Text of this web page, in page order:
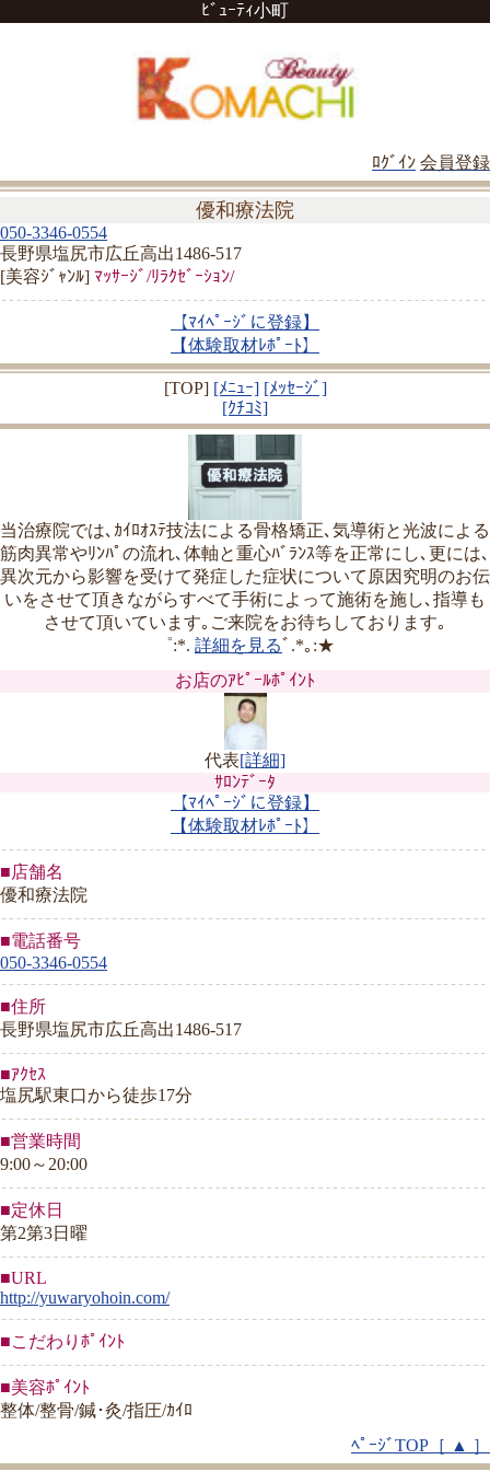
ﾋﾞｭｰﾃｨ小町
ﾛｸﾞｲﾝ 会員登録
優和療法院
050-3346-0554
長野県塩尻市広丘高出1486-517
[美容ｼﾞｬﾝﾙ] ﾏｯｻｰｼﾞ/ﾘﾗｸｾﾞｰｼｮﾝ/
【ﾏｲﾍﾟｰｼﾞに登録】
【体験取材ﾚﾎﾟｰﾄ】
[TOP] [ﾒﾆｭｰ] [ﾒｯｾｰｼﾞ]
[ｸﾁｺﾐ]
当治療院では､ｶｲﾛｵｽﾃ技法による骨格矯正､気導術と光波による
筋肉異常やﾘﾝﾊﾟの流れ､体軸と重心ﾊﾞﾗﾝｽ等を正常にし､更には､
異次元から影響を受けて発症した症状について原因究明のお伝
いをさせて頂きながらすべて手術によって施術を施し､指導も
させて頂いています｡ご来院をお待ちしております｡
゜:*. 詳細を見るﾞ.*｡:★
お店のｱﾋﾟｰﾙﾎﾟｲﾝﾄ
代表[詳細]
ｻﾛﾝﾃﾞｰﾀ
【ﾏｲﾍﾟｰｼﾞに登録】
【体験取材ﾚﾎﾟｰﾄ】
■店舗名
優和療法院
■電話番号
050-3346-0554
■住所
長野県塩尻市広丘高出1486-517
■ｱｸｾｽ
塩尻駅東口から徒歩17分
■営業時間
9:00～20:00
■定休日
第2第3日曜
■URL
http://yuwaryohoin.com/
■こだわりﾎﾟｲﾝﾄ
■美容ﾎﾟｲﾝﾄ
整体/整骨/鍼･灸/指圧/ｶｲﾛ
ﾍﾟｰｼﾞTOP［ ▲ ］